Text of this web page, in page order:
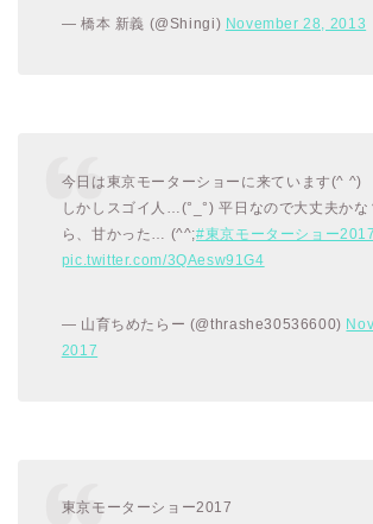
— 橋本 新義 (@Shingi) November 28, 2013
今日は東京モーターショーに来ています(^ ^)
しかしスゴイ人…(°_°) 平日なので大丈夫かな
ら、甘かった… (^^;#東京モーターショー2017
pic.twitter.com/3QAesw91G4
— 山育ちめたらー (@thrashe30536600)
2017
東京モーターショー2017